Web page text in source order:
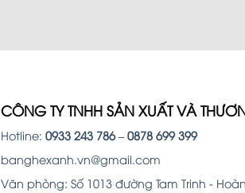
CÔNG TY TNHH SẢN XUẤT VÀ
Hotline: 0933 243 786– 0878 699 399
banghexanh.vn@gmail.com
Văn phòng: Số 1013 đường Tam Trinh -